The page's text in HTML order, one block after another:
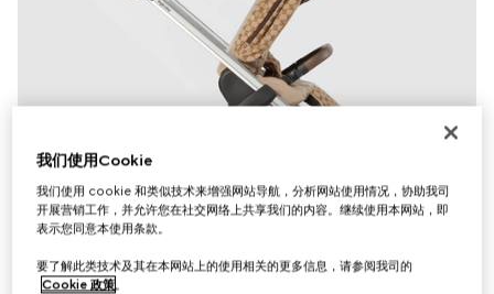
我们使用Cookie
我们使用 cookie 和类似技术来增强网站导航，分析网站使用情况，协助我司
开展营销工作，并允许您在社交网络上共享我们的内容。继续使用本网站，即
表示您同意本使用条款。
要了解此类技术及其在本网站上的使用相关的更多信息，请参阅我司的
Cookie 政策。